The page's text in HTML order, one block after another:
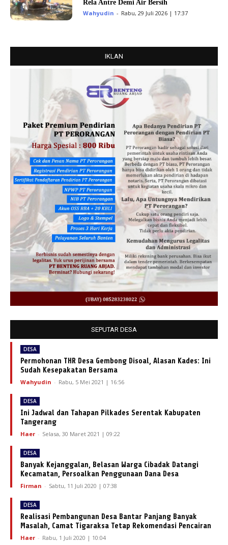
Rela Antre Demi Air Bersih
Wahyudin - Rabu, 29 Juli 2026 | 17:37
IKLAN
SEPUTAR DESA
DESA
Permohonan THR Desa Gembong Disoal, Alasan Kades: Ini
Sudah Kesepakatan Bersama
Wahyudin - Rabu, 5 Mei 2021 | 16:56
DESA
Ini Jadwal dan Tahapan Pilkades Serentak Kabupaten
Tangerang
Haer - Selasa, 30 Maret 2021 | 09:22
DESA
Banyak Kejanggalan, Belasan Warga Cibadak Datangi
Kecamatan, Persoalkan Penggunaan Dana Desa
Firman - Sabtu, 11 Juli 2020 | 07:38
DESA
Realisasi Pembangunan Desa Bantar Panjang Banyak
Masalah, Camat Tigaraksa Tetap Rekomendasi Pencairan
Haer - Rabu, 1 Juli 2020 | 10:04